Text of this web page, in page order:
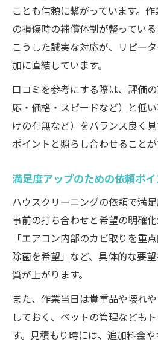
ことも信頼に繋がっています。
の損傷時の補償体制が整っている
こうした誠実な対応が、リピー
加に直結しています。
口コミを参考にする際は、評価
応・価格・スピードなど）と低
けの有無など）をバランス良く
ポイントと照らし合わせることが
満足度アップのための依頼ポイ
ハウスクリーニングの依頼で満
事前の打ち合わせと希望の明確
「エアコン内部のカビ取りを重
除菌を希望」など、具体的な要
質が上がります。
また、作業当日は貴重品や壊れ
しておく、ペットの管理なども
す。見積もり時には、追加料金